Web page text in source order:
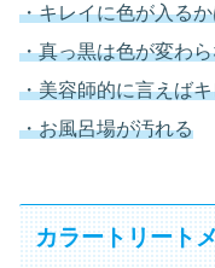
・キレイに色が入る
・真っ黒は色が変わ
・美容師的に言えば
・お風呂場が汚れる
カラートリート